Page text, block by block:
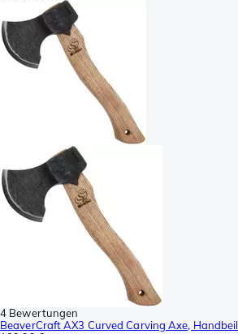
4 Bewertungen
BeaverCraft AX3 Curved Carving Axe, Handbeil